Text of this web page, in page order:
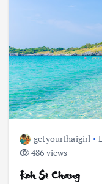
getyourthaigirl
486 views
Koh Si Chang